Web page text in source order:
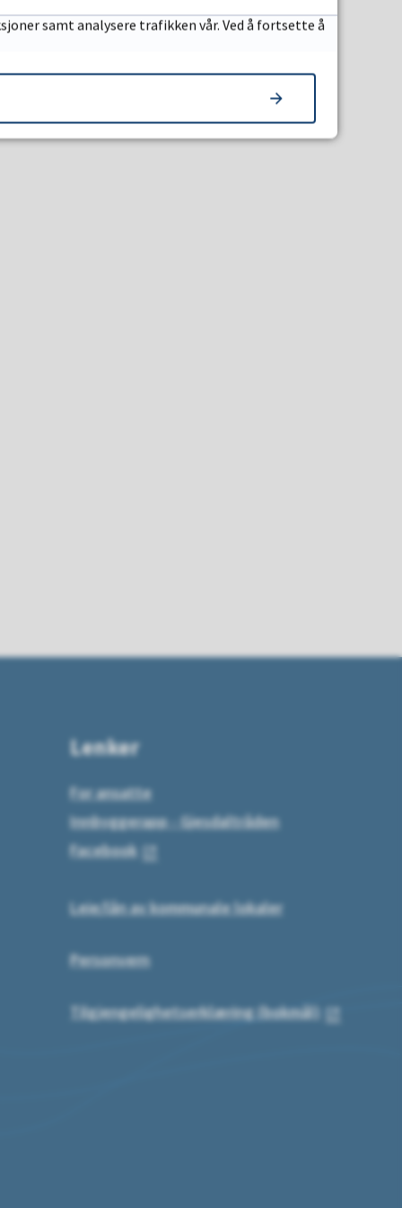
Lenker
For ansatte
Innbyggerapp - Gjesdaltråden
Facebook
Leie/lån av kommunale lokaler
Personvern
Tilgjengelighetserklæring (bokmål)
samt analysere trafikken vår. Ved å fortsette å